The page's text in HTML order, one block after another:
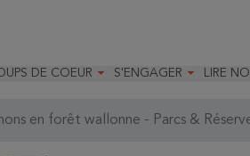
DE COEUR  S'ENGAGER 
Faire un legs
LIRE
en forêt wallonne - Parcs &